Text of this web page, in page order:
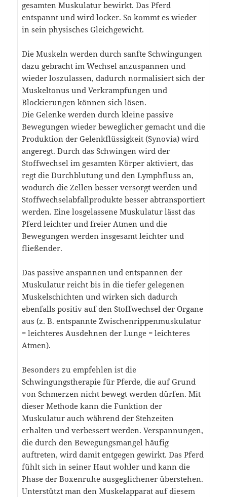
gesamten Muskulatur bewirkt. Das Pferd
entspannt und wird locker. So kommt es wieder
in sein physisches Gleichgewicht.
Die Muskeln werden durch sanfte Schwingungen
dazu gebracht im Wechsel anzuspannen und
wieder loszulassen, dadurch normalisiert sich der
Muskeltonus und Verkrampfungen und
Blockierungen können sich lösen.
Die Gelenke werden durch kleine passive
Bewegungen wieder beweglicher gemacht und die
Produktion der Gelenkflüssigkeit (Synovia) wird
angeregt. Durch das Schwingen wird der
Stoffwechsel im gesamten Körper aktiviert, das
regt die Durchblutung und den Lymphfluss an,
wodurch die Zellen besser versorgt werden und
Stoffwechselabfallprodukte besser abtransportiert
werden. Eine losgelassene Muskulatur lässt das
Pferd leichter und freier Atmen und die
Bewegungen werden insgesamt leichter und
fließender.
Das passive anspannen und entspannen der
Muskulatur reicht bis in die tiefer gelegenen
Muskelschichten und wirken sich dadurch
ebenfalls positiv auf den Stoffwechsel der Organe
aus (z. B. entspannte Zwischenrippenmuskulatur
= leichteres Ausdehnen der Lunge = leichteres
Atmen).
Besonders zu empfehlen ist die
Schwingungstherapie für Pferde, die auf Grund
von Schmerzen nicht bewegt werden dürfen. Mit
dieser Methode kann die Funktion der
Muskulatur auch während der Stehzeiten
erhalten und verbessert werden. Verspannungen,
die durch den Bewegungsmangel häufig
auftreten, wird damit entgegen gewirkt. Das Pferd
fühlt sich in seiner Haut wohler und kann die
Phase der Boxenruhe ausgeglichener überstehen.
Unterstützt man den Muskelapparat auf diesem